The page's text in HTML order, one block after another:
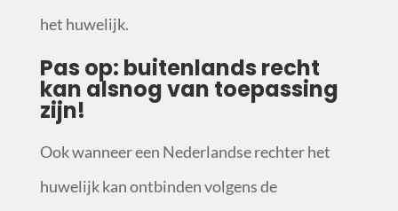
het huwelijk.
Pas op: buitenlands recht
kan alsnog van toepassing
zijn!
Ook wanneer een Nederlandse rechter het
huwelijk kan ontbinden volgens de